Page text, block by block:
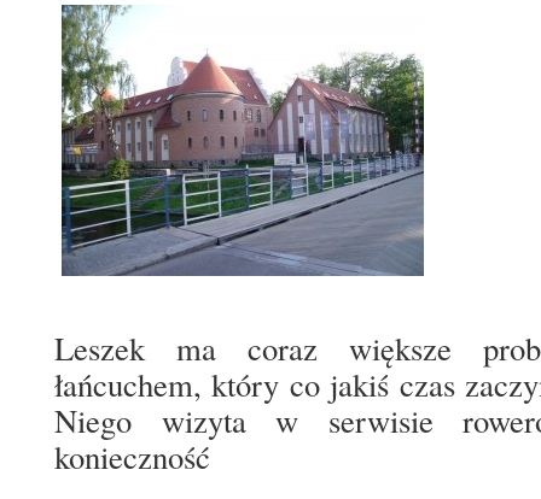
Leszek ma coraz większe
łańcuchem, który co jakiś czas
Niego wizyta w serwisie
konieczność